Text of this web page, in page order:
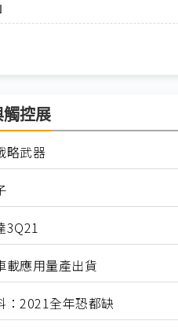
觸控展
略武器
3Q21
應用量產出貨
2021全年恐都缺